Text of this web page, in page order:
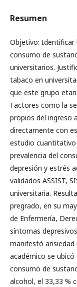
Resumen
Objetivo: Identificar
consumo de
universitarios.
tabaco en
que este grupo
Factores como la
propios del ingreso
directamente con
estudio cuantitativo
prevalencia del
depresión y estrés
validados ASSIST,
universitaria.
pregrado, en su
de Enfermería,
síntomas
manifestó ansiedad
académico se
consumo de
alcohol, el 33,33 %